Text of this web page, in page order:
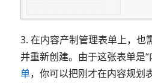
3. 在内容产制管理表单上，也
并重新创建。由于这张表单是“
单，你可以把刚才在内容规划